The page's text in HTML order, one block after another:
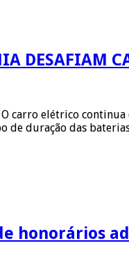
DESAFIAM
carro elétrico
de duração das
honorários